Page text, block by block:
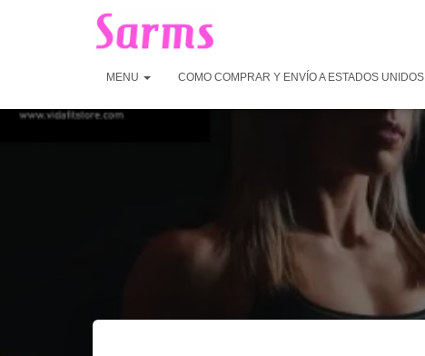
MENU COMO COMPRAR Y ENVÍO A ESTADOS UNIDOS